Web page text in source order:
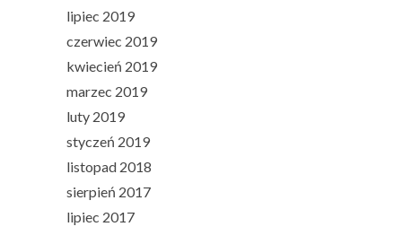
lipiec 2019
czerwiec 2019
kwiecień 2019
marzec 2019
luty 2019
styczeń 2019
listopad 2018
sierpień 2017
lipiec 2017